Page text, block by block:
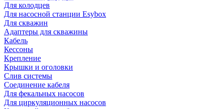
Для колодцев
Для насосной станции Esybox
Для скважин
Адаптеры для скважины
Кабель
Кессоны
Крепление
Крышки и оголовки
Слив системы
Соединение кабеля
Для фекальных насосов
Для циркуляционных насосов